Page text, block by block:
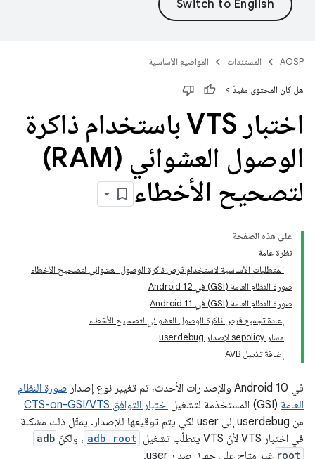
AOSP المستندات المواضيع الأساسية
هل كان المحتوى مفيدًا؟
اختبار VTS باستخدام ذاكرة
الوصول العشوائي (RAM)
لتصحيح الأخطاء
على هذه الصفحة
نظرة عامة
المتطلبات الأساسية لاستخدام قرص ذاكرة الوصول العشوائي لتصحيح الأخطاء
صورة النظام العامة (GSI) في Android 12
صورة النظام العامة (GSI) في Android 11
إعادة تجميع قرص ذاكرة الوصول العشوائي لتصحيح الأخطاء
مسار sepolicy لإصدار userdebug
إضافة تذييل AVB
في Android 10 والإصدارات الأحدث، تم تغيير نوع إصدار
صورة النظام
العامة (GSI) المستخدَمة لتشغيل
اختبار التوافق CTS-on-GSI/VTS
من userdebug إلى user لكي يتم توقيعها للإصدار. يمثّل ذلك مشكلة
في اختبار VTS لأنّ VTS يتطلّب تشغيل
adb root ، ولكنّ adb
root غير متاح على جهاز إصدار user.